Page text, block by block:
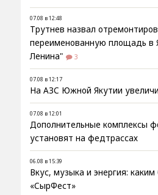
07.08 в 12:48
Трутнев назвал
переименованную площадь в
Ленина"
3
07.08 в 12:17
На АЗС Южной Якутии
07.08 в 12:01
Дополнительные комплексы
установят на федтрассах
06.08 в 15:39
Вкус, музыка и энергия:
«СырФест»